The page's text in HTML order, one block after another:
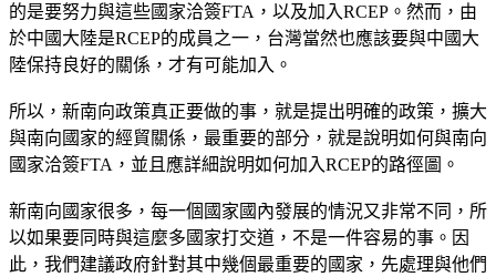
的是要努力與這些國家洽簽FTA，以及加入RCEP。然而，由
於中國大陸是RCEP的成員之一，台灣當然也應該要與中國大
陸保持良好的關係，才有可能加入。
所以，新南向政策真正要做的事，就是提出明確的政策，擴大
與南向國家的經貿關係，最重要的部分，就是說明如何與南向
國家洽簽FTA，並且應詳細說明如何加入RCEP的路徑圖。
新南向國家很多，每一個國家國內發展的情況又非常不同，所
以如果要同時與這麼多國家打交道，不是一件容易的事。因
此，我們建議政府針對其中幾個最重要的國家，先處理與他們